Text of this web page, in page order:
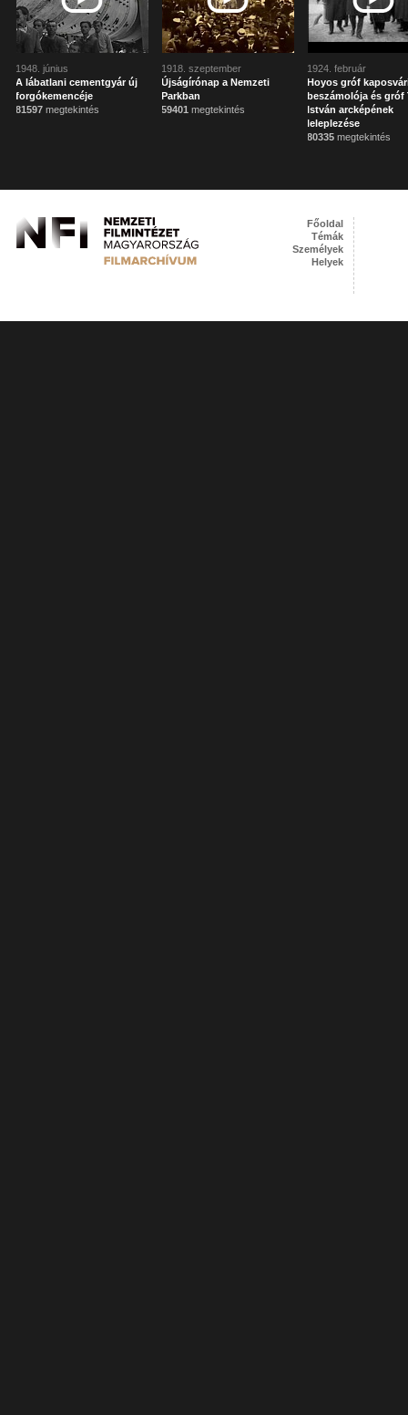
1948. június
A lábatlani cementgyár új
forgókemencéje
81597 megtekintés
1918. szeptember
Újságírónap a Nemzeti
Parkban
59401 megtekintés
1924. február
Hoyos gróf
beszámolója és gróf
István arcképének
leleplezése
80335 megtekintés
Főoldal
Témák
Személyek
Helyek